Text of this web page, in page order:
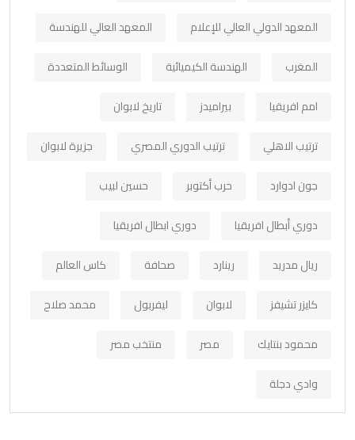
المعهد الدولي العالي للإعلام
المعهد العالي للهندسة
المغرب
الهندسة الكيميائية
الوسائط المتعددة
امم افريقيا
بيراميدز
تاريخ لابوان
ترتيب الاهلي
ترتيب الدوري المصري
جزيرة لابوان
جون ادوارد
حرب أكتوبر
حسين لبيب
دوري أبطال افريقيا
دوري ابطال افريقيا
ريال مدريد
رينارد صحافة
كاس العالم
كايزر تشيفز
لابوان ليفربول
محمد صلاح
محمود بنتايك
مصر
منتخب مصر
وادي دجلة